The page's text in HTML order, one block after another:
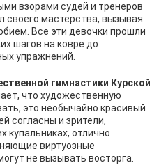
взорами судей и тренеров
своего мастерства, вызывая
Все эти девочки прошли
шагов на ковре до
упражнений.
гимнастики Курской
что художественную
это необычайно красивый
согласны и зрители,
купальниках, отлично
виртуозные
не вызывать восторга.